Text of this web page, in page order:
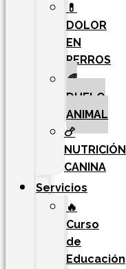
💊
DOLOR
EN
PERROS
🌈
DUELO
ANIMAL
🍗
NUTRICIÓN
CANINA
Servicios
🔥
Curso
de
Educación